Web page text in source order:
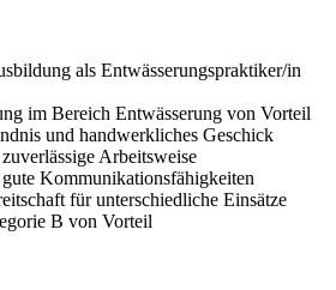
als Entwässerungspraktiker/in
im Bereich Entwässerung von Vorteil
und handwerkliches Geschick
Arbeitsweise
Kommunikationsfähigkeiten
für unterschiedliche Einsätze
B von Vorteil